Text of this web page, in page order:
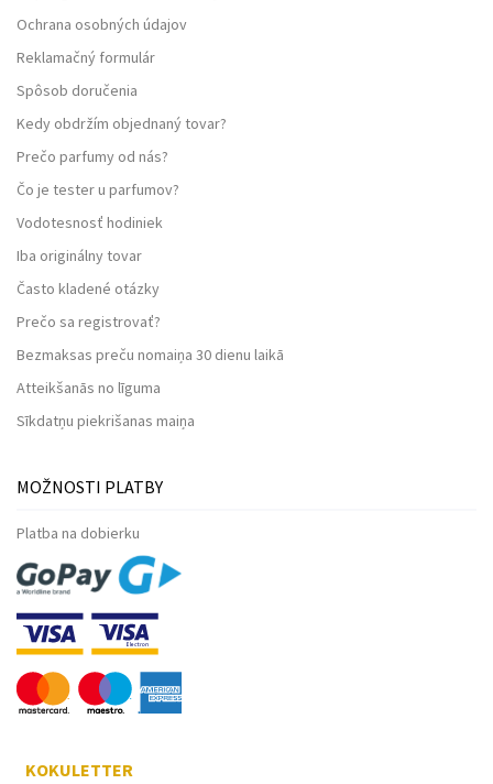
Ochrana osobných údajov
Reklamačný formulár
Spôsob doručenia
Kedy obdržím objednaný tovar?
Prečo parfumy od nás?
Čo je tester u parfumov?
Vodotesnosť hodiniek
Iba originálny tovar
Často kladené otázky
Prečo sa registrovať?
Bezmaksas preču nomaiņa 30 dienu laikā
Atteikšanās no līguma
Sīkdatņu piekrišanas maiņa
MOŽNOSTI PLATBY
Platba na dobierku
KOKULETTER